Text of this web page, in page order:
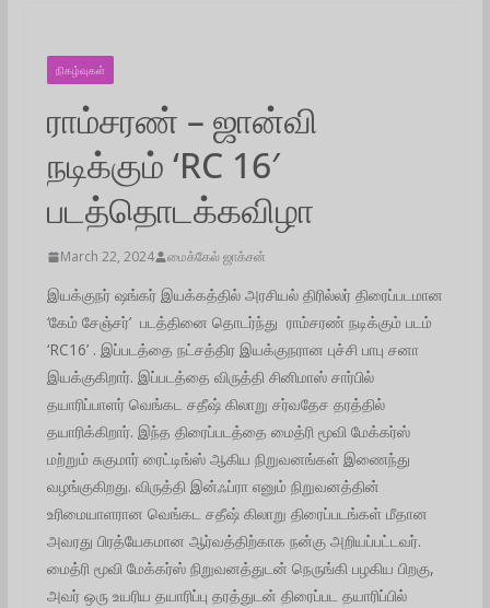
நிகழ்வுகள்
ராம்சரண் – ஜான்வி
நடிக்கும் ‘RC 16′
படத்தொடக்கவிழா
March 22, 2024 மைக்கேல் ஜாக்சன்
இயக்குநர் ஷங்கர் இயக்கத்தில் அரசியல் திரில்லர் திரைப்படமான
‘கேம் சேஞ்சர்’ படத்தினை தொடர்ந்து ராம்சரண் நடிக்கும் படம்
‘RC16’ . இப்படத்தை நட்சத்திர இயக்குநரான புச்சி பாபு சனா
இயக்குகிறார். இப்படத்தை விருத்தி சினிமாஸ் சார்பில்
தயாரிப்பாளர் வெங்கட சதீஷ் கிலாறு சர்வதேச தரத்தில்
தயாரிக்கிறார். இந்த திரைப்படத்தை மைத்ரி மூவி மேக்கர்ஸ்
மற்றும் சுகுமார் ரைட்டிங்ஸ் ஆகிய நிறுவனங்கள் இணைந்து
வழங்குகிறது. விருத்தி இன்ஃப்ரா எனும் நிறுவனத்தின்
உரிமையாளரான வெங்கட சதீஷ் கிலாறு திரைப்படங்கள் மீதான
அவரது பிரத்யேகமான ஆர்வத்திற்காக நன்கு அறியப்பட்டவர்.‌
மைத்ரி மூவி மேக்கர்ஸ் நிறுவனத்துடன் நெருங்கி பழகிய பிறகு,
அவர் ஒரு உயரிய தயாரிப்பு தரத்துடன் திரைப்பட தயாரிப்பில்